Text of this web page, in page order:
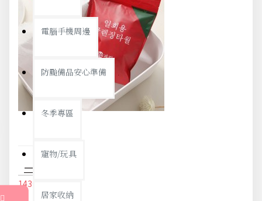
電腦手機周邊
防颱備品安心準備
冬季專區
寵物/玩具
居家收納
143元